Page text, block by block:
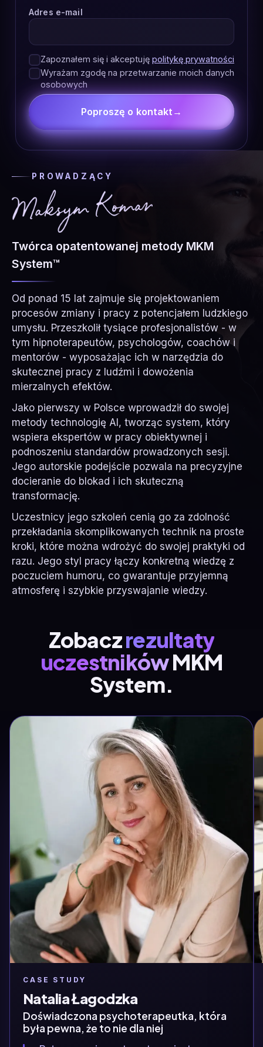
Adres e-mail
Zapoznałem się i akceptuję politykę prywatności
Wyrażam zgodę na przetwarzanie moich danych
osobowych
Poproszę o kontakt →
PROWADZĄCY
Twórca opatentowanej metody MKM
System™
Od ponad 15 lat zajmuje się projektowaniem
procesów zmiany i pracy z potencjałem ludzkiego
umysłu. Przeszkolił tysiące profesjonalistów - w
tym hipnoterapeutów, psychologów, coachów i
mentorów - wyposażając ich w narzędzia do
skutecznej pracy z ludźmi i dowożenia
mierzalnych efektów.
Jako pierwszy w Polsce wprowadził do swojej
metody technologię AI, tworząc system, który
wspiera ekspertów w pracy obiektywnej i
podnoszeniu standardów prowadzonych sesji.
Jego autorskie podejście pozwala na precyzyjne
docieranie do blokad i ich skuteczną
transformację.
Uczestnicy jego szkoleń cenią go za zdolność
przekładania skomplikowanych technik na proste
kroki, które można wdrożyć do swojej praktyki od
razu. Jego styl pracy łączy konkretną wiedzę z
poczuciem humoru, co gwarantuje przyjemną
atmosferę i szybkie przyswajanie wiedzy.
Zobaczrezultaty
uczestnikówMKM
System.
CASE STUDY
Natalia Łagodzka
Doświadczona psychoterapeutka, która
była pewna, że to nie dla niej